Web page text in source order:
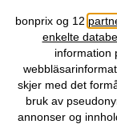
Kjøpsvilkår
bonprix og 12
enkelte
information
skjer med det
bruk av
annonser og